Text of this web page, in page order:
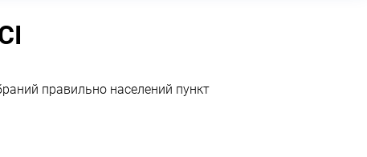
правильно населений пункт